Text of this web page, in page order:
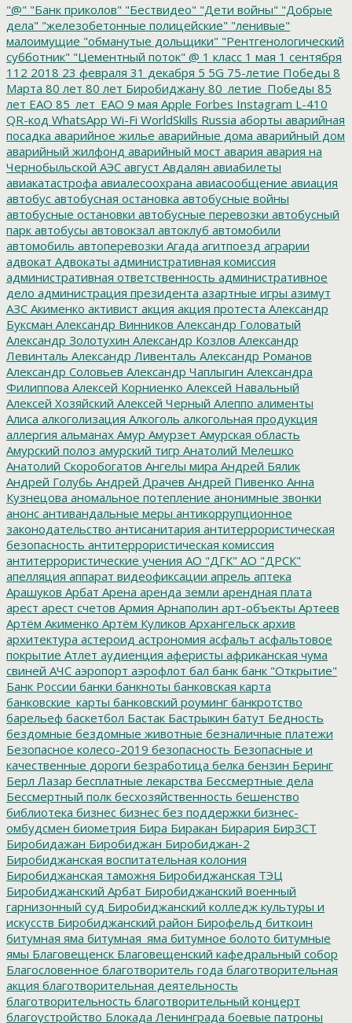
"@" "Банк приколов" "Бествидео" "Дети войны" "Добрые
дела" "железобетонные полицейские" "ленивые"
малоимущие "обманутые дольщики" "Рентгенологический
субботник" "Цементный поток" @ 1 класс 1 мая 1 сентября
112 2018 23 февраля 31 декабря 5 5G 75-летие Победы 8
Марта 80 лет 80 лет Биробиджану 80_летие_Победы 85
лет ЕАО 85_лет_ЕАО 9 мая Apple Forbes Instagram L-410
QR-код WhatsApp Wi-Fi WorldSkills Russia аборты аварийная
посадка аварийное жилье аварийные дома аварийный дом
аварийный жилфонд аварийный мост авария авария на
Чернобыльской АЭС август Авдалян авиабилеты
авиакатастрофа авиалесоохрана авиасообщение авиация
автобус автобусная остановка автобусные войны
автобусные остановки автобусные перевозки автобусный
парк автобусы автовокзал автоклуб автомобили
автомобиль автоперевозки Агада агитпоезд аграрии
адвокат Адвокаты административная комиссия
административная ответственность административное
дело администрация президента азартные игры азимут
АЗС Акименко активист акция акция протеста Александр
Буксман Александр Винников Александр Головатый
Александр Золотухин Александр Козлов Александр
Левинталь Александр Ливенталь Александр Романов
Александр Соловьев Александр Чаплыгин Александра
Филиппова Алексей Корниенко Алексей Навальный
Алексей Хозяйский Алексей Черный Алеппо алименты
Алиса алкоголизация Алкоголь алкогольная продукция
аллергия альманах Амур Амурзет Амурская область
Амурский полоз амурский тигр Анатолий Мелешко
Анатолий Скоробогатов Ангелы мира Андрей Бялик
Андрей Голубь Андрей Драчев Андрей Пивенко Анна
Кузнецова аномальное потепление анонимные звонки
анонс антивандальные меры антикоррупционное
законодательство антисанитария антитеррористическая
безопасность антитеррористическая комиссия
антитеррористические учения АО "ДГК" АО "ДРСК"
апелляция аппарат видеофиксации апрель аптека
Арашуков Арбат Арена аренда земли арендная плата
арест арест счетов Армия Арнаполин арт-объекты Артеев
Артём Акименко Артём Куликов Архангельск архив
архитектура астероид астрономия асфальт асфальтовое
покрытие Атлет аудиенция аферисты африканская чума
свиней АЧС аэропорт аэрофлот бал банк банк "Открытие"
Банк России банки банкноты банковская карта
банковские_карты банковский роуминг банкротство
барельеф баскетбол Бастак Бастрыкин батут Бедность
бездомные бездомные животные безналичные платежи
Безопасное колесо-2019 безопасность Безопасные и
качественные дороги безработица белка бензин Беринг
Берл Лазар бесплатные лекарства Бессмертные дела
Бессмертный полк бесхозяйственность бешенство
библиотека бизнес бизнес без поддержки бизнес-
омбудсмен биометрия Бира Биракан Бирария БирЗСТ
Биробидажан Биробиджан Биробиджан-2
Биробиджанская воспитательная колония
Биробиджанская таможня Биробиджанская ТЭЦ
Биробиджанский Арбат Биробиджанский военный
гарнизонный суд Биробиджанский колледж культуры и
искусств Биробиджанский район Бирофельд биткоин
битумная яма битумная_яма битумное болото битумные
ямы Благовещенск Благовещенский кафедральный собор
Благословенное благотворитель года благотворительная
акция благотворительная деятельность
благотворительность благотворительный концерт
благоустройство Блокада Ленинграда боевые патроны